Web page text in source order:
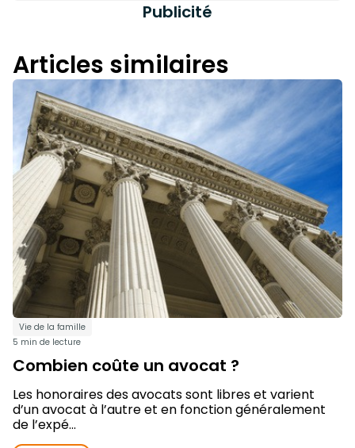
Publicité
Articles similaires
Vie de la famille
5 min de lecture
Combien coûte un avocat ?
Les honoraires des avocats sont libres et varient
d’un avocat à l’autre et en fonction généralement
de l’expé...